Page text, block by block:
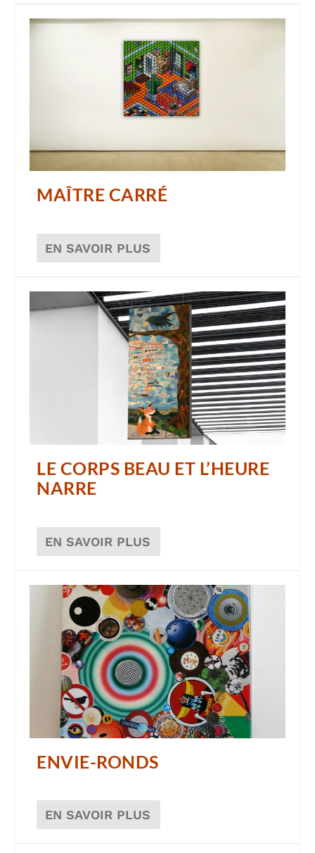
MAÎTRE CARRÉ
EN SAVOIR PLUS
LE CORPS BEAU ET L’HEURE
NARRE
EN SAVOIR PLUS
ENVIE-RONDS
EN SAVOIR PLUS